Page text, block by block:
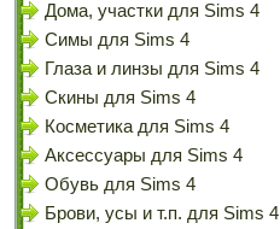
Дома, участки для Sims 4
Симы для Sims 4
Глаза и линзы для Sims 4
Скины для Sims 4
Косметика для Sims 4
Аксессуары для Sims 4
Обувь для Sims 4
Брови, усы и т.п. для Sims 4